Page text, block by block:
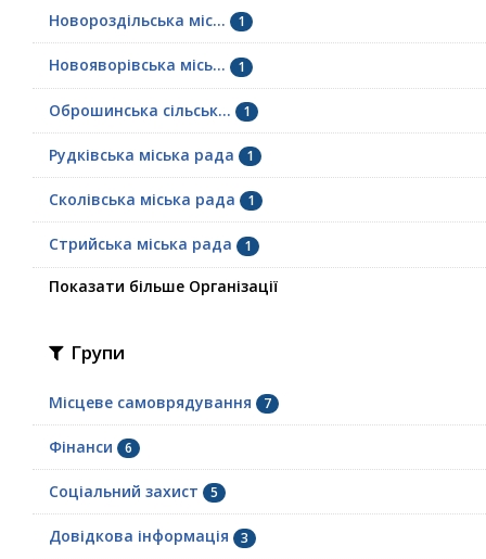
Новороздільська міс... 1
Новояворівська місь... 1
Оброшинська сільськ... 1
Рудківська міська рада 1
Сколівська міська рада 1
Стрийська міська рада 1
Показати більше Організації
Групи
Місцеве самоврядування 7
Фінанси 6
Соціальний захист 5
Довідкова інформація 3